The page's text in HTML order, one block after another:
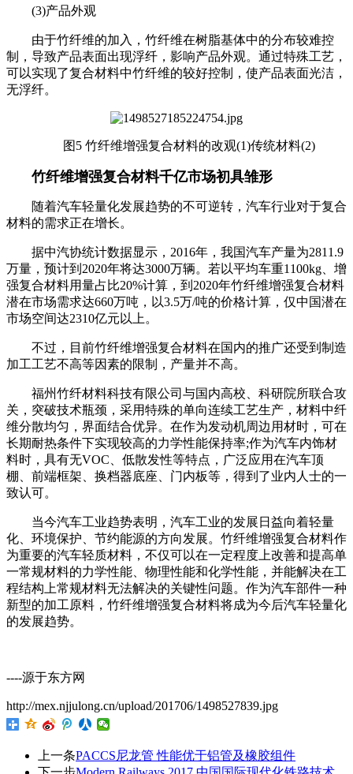
(3)产品外观
由于竹纤维的加入，竹纤维在树脂基体中的分布较难控
制，导致产品表面出现浮纤，影响产品外观。通过特殊工艺，
可以实现了复合材料中竹纤维的较好控制，使产品表面光洁，
无浮纤。
图5 竹纤维增强复合材料的改观(1)传统材料(2)
竹纤维增强复合材料千亿市场初具雏形
随着汽车轻量化发展趋势的不可逆转，汽车行业对于复合
材料的需求正在增长。
据中汽协统计数据显示，2016年，我国汽车产量为2811.9
万量，预计到2020年将达3000万辆。若以平均车重1100kg、增
强复合材料用量占比20%计算，到2020年竹纤维增强复合材料
潜在市场需求达660万吨，以3.5万/吨的价格计算，仅中国潜在
市场空间达2310亿元以上。
不过，目前竹纤维增强复合材料在国内的推广还受到制造
加工工艺不高等因素的限制，产量并不高。
福州竹纤材料科技有限公司与国内高校、科研院所联合攻
关，突破技术瓶颈，采用特殊的单向连续工艺生产，材料中纤
维分散均匀，界面结合优异。在作为发动机周边用材时，可在
长期耐热条件下实现较高的力学性能保持率;作为汽车内饰材
料时，具有无VOC、低散发性等特点，广泛应用在汽车顶
棚、前端框架、换档器底座、门内板等，得到了业内人士的一
致认可。
当今汽车工业趋势表明，汽车工业的发展日益向着轻量
化、环境保护、节约能源的方向发展。竹纤维增强复合材料作
为重要的汽车轻质材料，不仅可以在一定程度上改善和提高单
一常规材料的力学性能、物理性能和化学性能，并能解决在工
程结构上常规材料无法解决的关键性问题。作为汽车部件一种
新型的加工原料，竹纤维增强复合材料将成为今后汽车轻量化
的发展趋势。
----源于东方网
http://mex.njjulong.cn/upload/201706/1498527839.jpg
上一条PACCS尼龙管 性能优于铝管及橡胶组件